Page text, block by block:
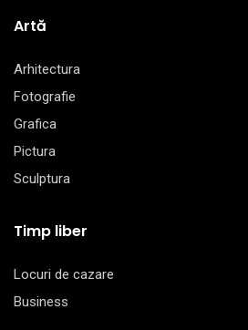
Artă
Arhitectura
Fotografie
Grafica
Pictura
Sculptura
Timp liber
Locuri de cazare
Business